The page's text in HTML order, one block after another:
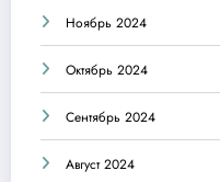
Ноябрь 2024
Октябрь 2024
Сентябрь 2024
Август 2024